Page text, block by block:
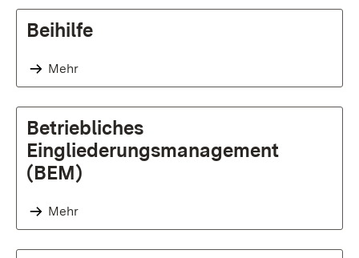
Beihilfe
Mehr
Betriebliches
Eingliederungsmanagement
(BEM)
Mehr